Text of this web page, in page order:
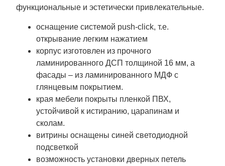
функциональные и эстетически привлекательные.
оснащение системой push-click, т.е.
открывание легким нажатием
корпус изготовлен из прочного
ламинированного ДСП толщиной 16 мм, а
фасады – из ламинированного МДФ с
глянцевым покрытием.
края мебели покрыты пленкой ПВХ,
устойчивой к истиранию, царапинам и
сколам.
витрины оснащены синей светодиодной
подсветкой
возможность установки дверных петель